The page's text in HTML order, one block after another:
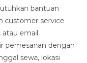
bantuan
customer service
email.
pemesanan dengan
sewa, lokasi